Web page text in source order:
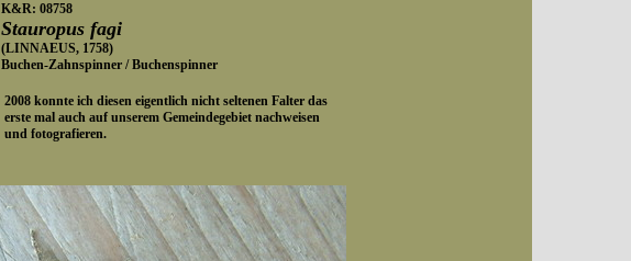
K&R: 08758
Stauropus fagi
(LINNAEUS, 1758)
Buchen-Zahnspinner / Buchenspinner
2008 konnte ich diesen eigentlich nicht seltenen Falter das
erste mal auch auf unserem Gemeindegebiet nachweisen
und fotografieren.